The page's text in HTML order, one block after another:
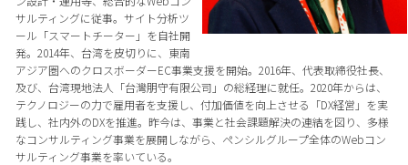
サルティングに従事。サイト分析ツ
ール「スマートチーター」を自社開
発。2014年、台湾を皮切りに、東南
アジア圏へのクロスボーダーEC事業支援を開始。2016年、代表取締役社長、
及び、台湾現地法人「台灣朋守有限公司」の総経理に就任。2020年からは、
テクノロジーの力で雇用者を支援し、付加価値を向上させる「DX経営」を実
践し、社内外のDXを推進。昨今は、事業と社会課題解決の連結を図り、多様
なコンサルティング事業を展開しながら、ペンシルグループ全体のWebコン
サルティング事業を率いている。